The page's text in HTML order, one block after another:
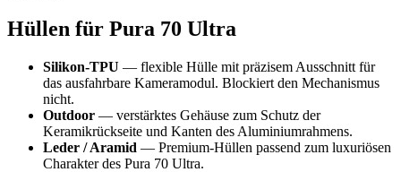
Hüllen für Pura 70 Ultra
Silikon-TPU — flexible Hülle mit präzisem Ausschnitt für
das ausfahrbare Kameramodul. Blockiert den Mechanismus
nicht.
Outdoor — verstärktes Gehäuse zum Schutz der
Keramikrückseite und Kanten des Aluminiumrahmens.
Leder / Aramid — Premium-Hüllen passend zum luxuriösen
Charakter des Pura 70 Ultra.